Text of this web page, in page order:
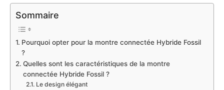
Sommaire
Pourquoi opter pour la montre connectée Hybride Fossil
?
Quelles sont les caractéristiques de la montre
connectée Hybride Fossil ?
Le design élégant